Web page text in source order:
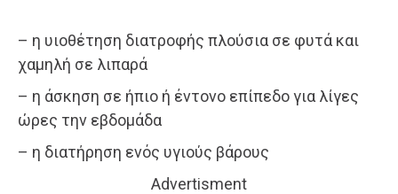
– η υιοθέτηση διατροφής πλούσια σε φυτά και
χαμηλή σε λιπαρά
– η άσκηση σε ήπιο ή έντονο επίπεδο για λίγες
ώρες την εβδομάδα
– η διατήρηση ενός υγιούς βάρους
Advertisment